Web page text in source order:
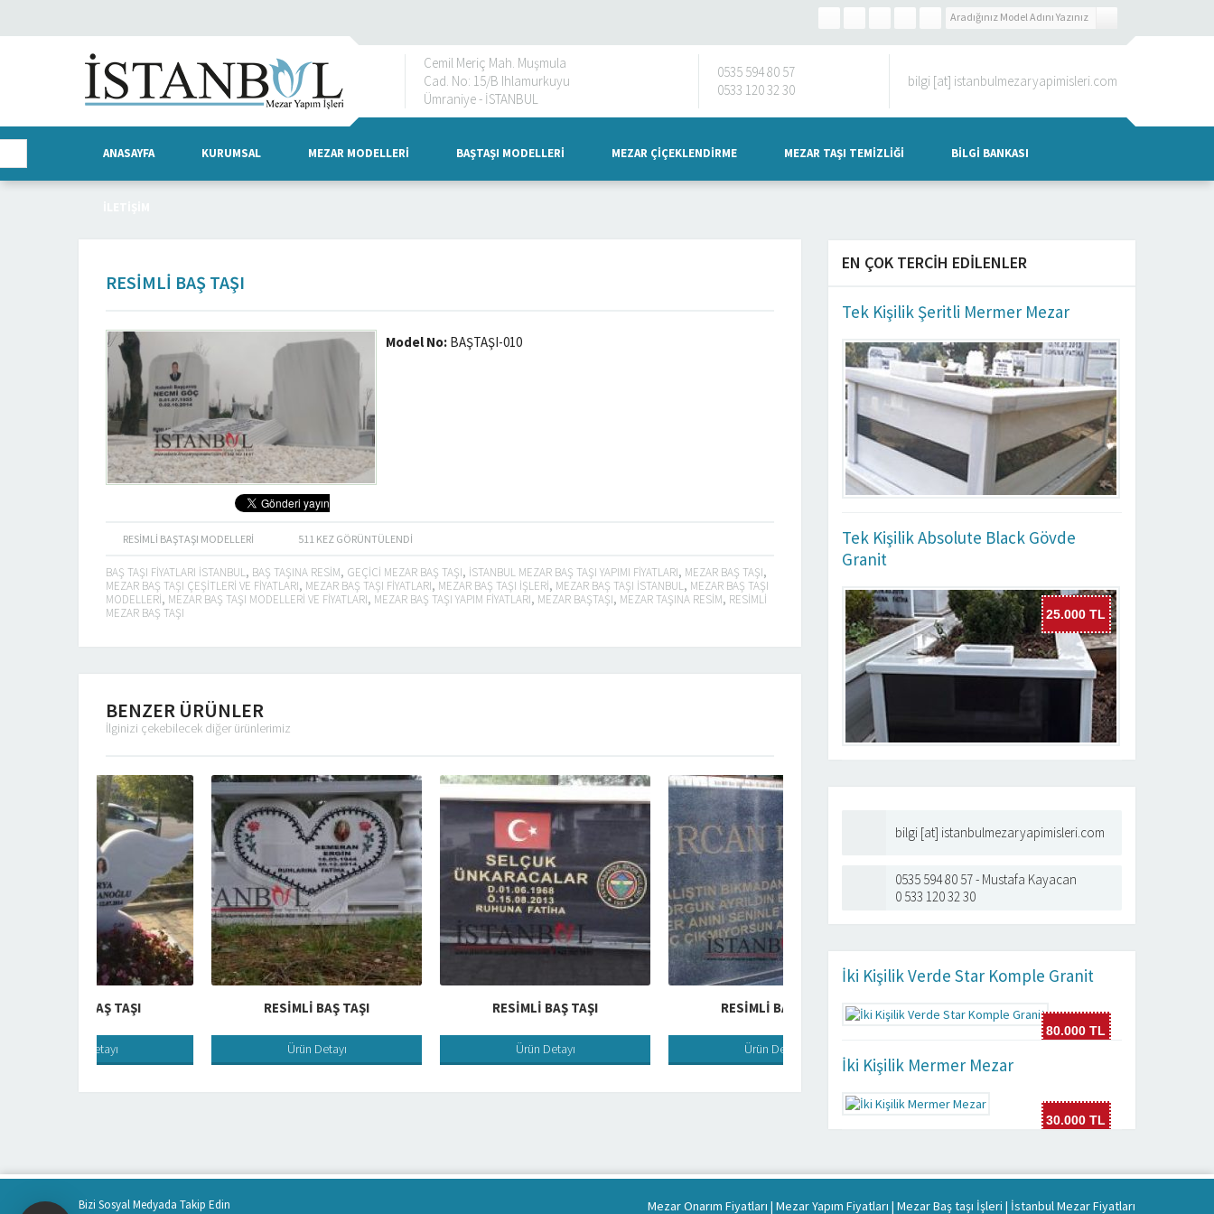
Cemil Meriç Mah. Muşmula
Cad. No: 15/B Ihlamurkuyu
Ümraniye - İSTANBUL
0535 594 80 57
0533 120 32 30
bilgi [at] istanbulmezaryapimisleri.com
ANASAYFA KURUMSAL MEZAR MODELLERI BAŞTAŞI MODELLERI MEZAR ÇIÇEKLENDIRME MEZAR TAŞI TEMIZLIĞI BILGI BANKASI
RESIMLI BAŞ TAŞI
Model No: BAŞTAŞI-010
RESIMLI BAŞTAŞI MODELLERI 511 KEZ GÖRÜNTÜLENDI
BAŞ TAŞI FIYATLARI ISTANBUL, BAŞ TAŞINA RESIM, GEÇICI MEZAR BAŞ TAŞI, ISTANBUL MEZAR BAŞ TAŞI YAPIMI FIYATLARI, MEZAR BAŞ TAŞI,
MEZAR BAŞ TAŞI ÇEŞITLERI VE FIYATLARI, MEZAR BAŞ TAŞI FIYATLARI, MEZAR BAŞ TAŞI IŞLERI, MEZAR BAŞ TAŞI ISTANBUL, MEZAR BAŞ TAŞI
MODELLERI, MEZAR BAŞ TAŞI MODELLERI VE FIYATLARI, MEZAR BAŞ TAŞI YAPIM FIYATLARI, MEZAR BAŞTAŞI, MEZAR TAŞINA RESIM, RESIMLI
MEZAR BAŞ TAŞI
BENZER ÜRÜNLER
İlginizi çekebilecek diğer ürünlerimiz
RESIMLI BAŞ TAŞI RESIMLI BAŞ TAŞI RESIMLI BAŞ TAŞI RESIMLI BAŞ TAŞI
EN ÇOK TERCIH EDILENLER
Tek Kişilik Şeritli Mermer Mezar
Tek Kişilik Absolute Black Gövde
Granit
25.000 TL
bilgi [at] istanbulmezaryapimisleri.com
0535 594 80 57 - Mustafa Kayacan
0 533 120 32 30
İki Kişilik Verde Star Komple Granit
80.000 TL
İki Kişilik Mermer Mezar
30.000 TL
Bizi Sosyal Medyada Takip Edin Mezar Onarım Fiyatları | Mezar Yapım Fiyatları | Mezar Baş taşı İşleri | İstanbul Mezar Fiyatları